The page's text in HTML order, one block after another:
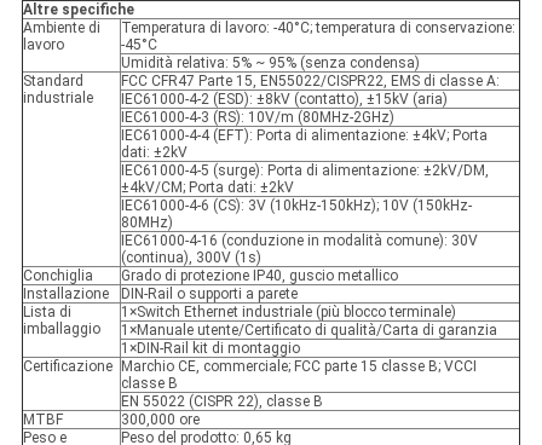
Altre specifiche
Ambiente di
lavoro
Temperatura di lavoro: -40°C; temperatura di conservazione:
-45°C
Umidità relativa: 5% ~ 95% (senza condensa)
Standard
industriale
FCC CFR47 Parte 15, EN55022/CISPR22, EMS di classe A:
IEC61000-4-2 (ESD): ±8kV (contatto), ±15kV (aria)
IEC61000-4-3 (RS): 10V/m (80MHz-2GHz)
IEC61000-4-4 (EFT): Porta di alimentazione: ±4kV; Porta
dati: ±2kV
IEC61000-4-5 (surge): Porta di alimentazione: ±2kV/DM,
±4kV/CM; Porta dati: ±2kV
IEC61000-4-6 (CS): 3V (10kHz-150kHz); 10V (150kHz-
80MHz)
IEC61000-4-16 (conduzione in modalità comune): 30V
(continua), 300V (1s)
Conchiglia
Grado di protezione IP40, guscio metallico
Installazione
DIN-Rail o supporti a parete
Lista di
imballaggio
1×Switch Ethernet industriale (più blocco terminale)
1×Manuale utente/Certificato di qualità/Carta di garanzia
1×DIN-Rail kit di montaggio
Certificazione
Marchio CE, commerciale; FCC parte 15 classe B; VCCI
classe B
EN 55022 (CISPR 22), classe B
MTBF
300,000 ore
Peso e
Peso del prodotto: 0,65 kg